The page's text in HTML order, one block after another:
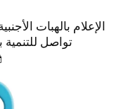
الإعلام بالهبات
تواصل للتنمية بقابس